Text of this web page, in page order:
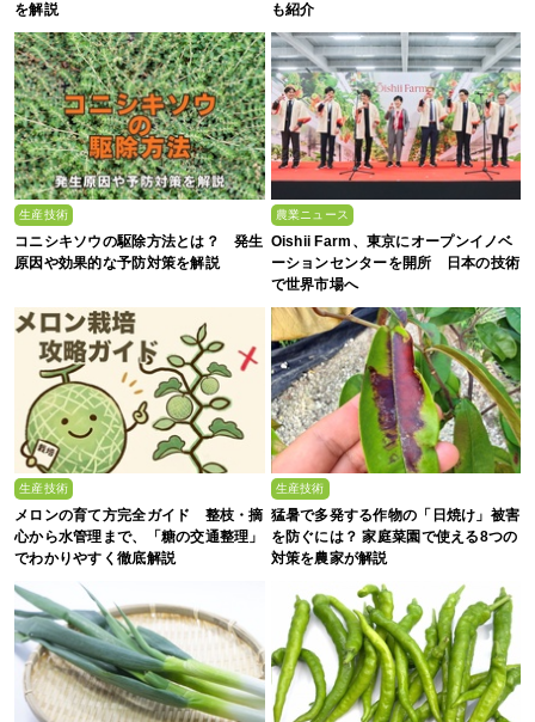
を解説
も紹介
生産技術
コニシキソウの駆除方法とは？ 発生
原因や効果的な予防対策を解説
農業ニュース
Oishii Farm、東京にオープンイノベ
ーションセンターを開所 日本の技術
で世界市場へ
生産技術
メロンの育て方完全ガイド 整枝・摘
心から水管理まで、「糖の交通整理」
でわかりやすく徹底解説
生産技術
猛暑で多発する作物の「日焼け」被害
を防ぐには？ 家庭菜園で使える8つの
対策を農家が解説